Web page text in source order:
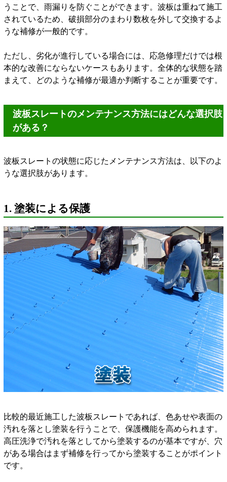
うことで、雨漏りを防ぐことができます。波板は重ねて施工
されているため、破損部分のまわり数枚を外して交換するよ
うな補修が一般的です。
ただし、劣化が進行している場合には、応急修理だけでは根
本的な改善にならないケースもあります。全体的な状態を踏
まえて、どのような補修が最適か判断することが重要です。
波板スレートのメンテナンス方法にはどんな選択肢
がある？
波板スレートの状態に応じたメンテナンス方法は、以下のよ
うな選択肢があります。
1. 塗装による保護
比較的最近施工した波板スレートであれば、色あせや表面の
汚れを落とし塗装を行うことで、保護機能を高められます。
高圧洗浄で汚れを落としてから塗装するのが基本ですが、穴
がある場合はまず補修を行ってから塗装することがポイント
です。